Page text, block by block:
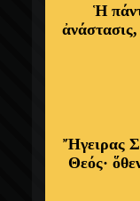
Ἡ
Ἤγειρας
Θεός·